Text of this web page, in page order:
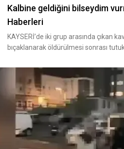
Kalbine geldiğini bilseydim
Haberleri
KAYSERİ’de iki grup arasında çıkan
bıçaklanarak öldürülmesi sonrası